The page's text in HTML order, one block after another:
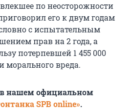
по неосторожности
его к двум годам
с испытательным
прав на 2 года, а
потерпевшей 1 455 000
морального вреда.
нашем официальном
SPB online».